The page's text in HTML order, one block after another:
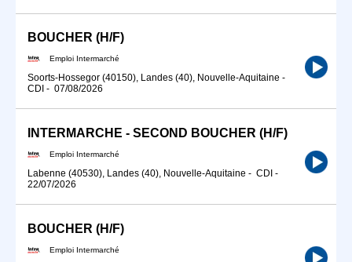
BOUCHER (H/F)
Emploi Intermarché
Soorts-Hossegor (40150), Landes (40), Nouvelle-Aquitaine -
CDI - 07/08/2026
INTERMARCHE - SECOND BOUCHER (H/F)
Emploi Intermarché
Labenne (40530), Landes (40), Nouvelle-Aquitaine - CDI -
22/07/2026
BOUCHER (H/F)
Emploi Intermarché